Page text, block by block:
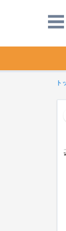
ト